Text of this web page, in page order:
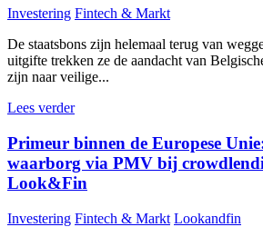
Investering Fintech & Markt
De staatsbons zijn helemaal terug van
uitgifte trekken ze de aandacht van
zijn naar veilige...
Lees verder
Primeur binnen de Europese
waarborg via PMV bij
Look&Fin
Investering Fintech & Markt Lookandfin